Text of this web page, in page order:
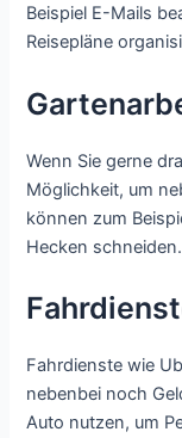
Beispiel E-Mails
Reisepläne
Wenn Sie gerne
Möglichkeit, um
können zum
Hecken schneiden.
Fahrdienste wie
nebenbei noch
Auto nutzen, um